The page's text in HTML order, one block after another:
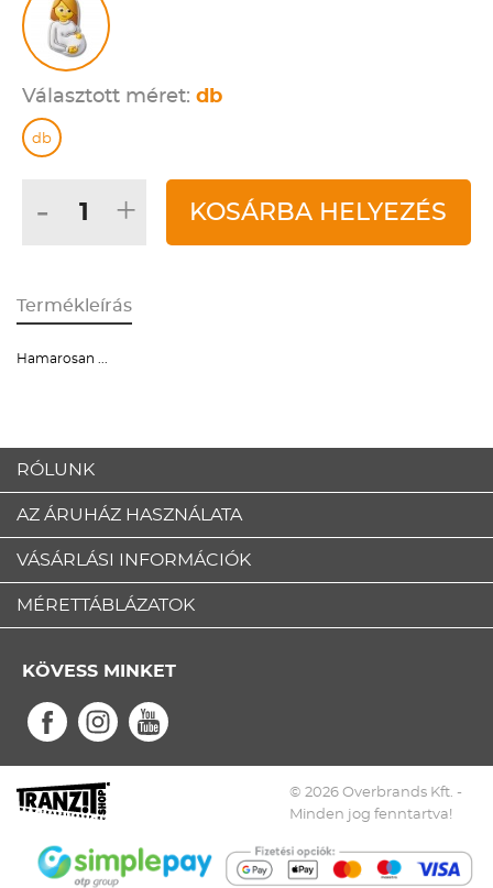
Választott méret: db
db
- + KOSÁRBA HELYEZÉS
Termékleírás
Hamarosan ...
RÓLUNK
AZ ÁRUHÁZ HASZNÁLATA
VÁSÁRLÁSI INFORMÁCIÓK
MÉRETTÁBLÁZATOK
KÖVESS MINKET
© 2026 Overbrands Kft. -
Minden jog fenntartva!